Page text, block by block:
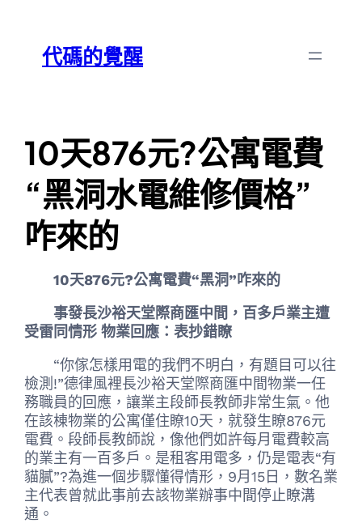
content代碼的覺醒
10天876元?公寓電費
“黑洞水電維修價格”
咋來的
10天876元?公寓電費“黑洞”咋來的
事發長沙裕天堂際商匯中間，百多戶業主遭
受雷同情形 物業回應：表抄錯瞭
“你傢怎樣用電的我們不明白，有題目可以往
檢測!”德律風裡長沙裕天堂際商匯中間物業一任
務職員的回應，讓業主段師長教師非常生氣。他
在該棟物業的公寓僅住瞭10天，就發生瞭876元
電費。段師長教師說，像他們如許每月電費較高
的業主有一百多戶。是租客用電多，仍是電表“有
貓膩”?為進一個步驟懂得情形，9月15日，數名業
主代表曾就此事前去該物業辦事中間停止瞭溝
通。